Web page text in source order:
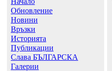
Обновление
Новини
Връзки
Историята
Публикации
Слава БЪЛГАРСКА
Галерии